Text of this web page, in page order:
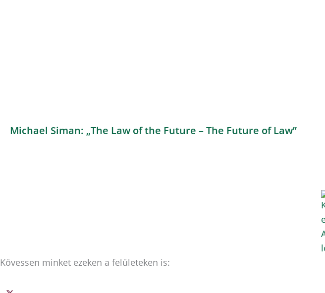
Michael Siman: „The Law of the Future – The Future of Law”
Kövessen minket ezeken a felületeken is: